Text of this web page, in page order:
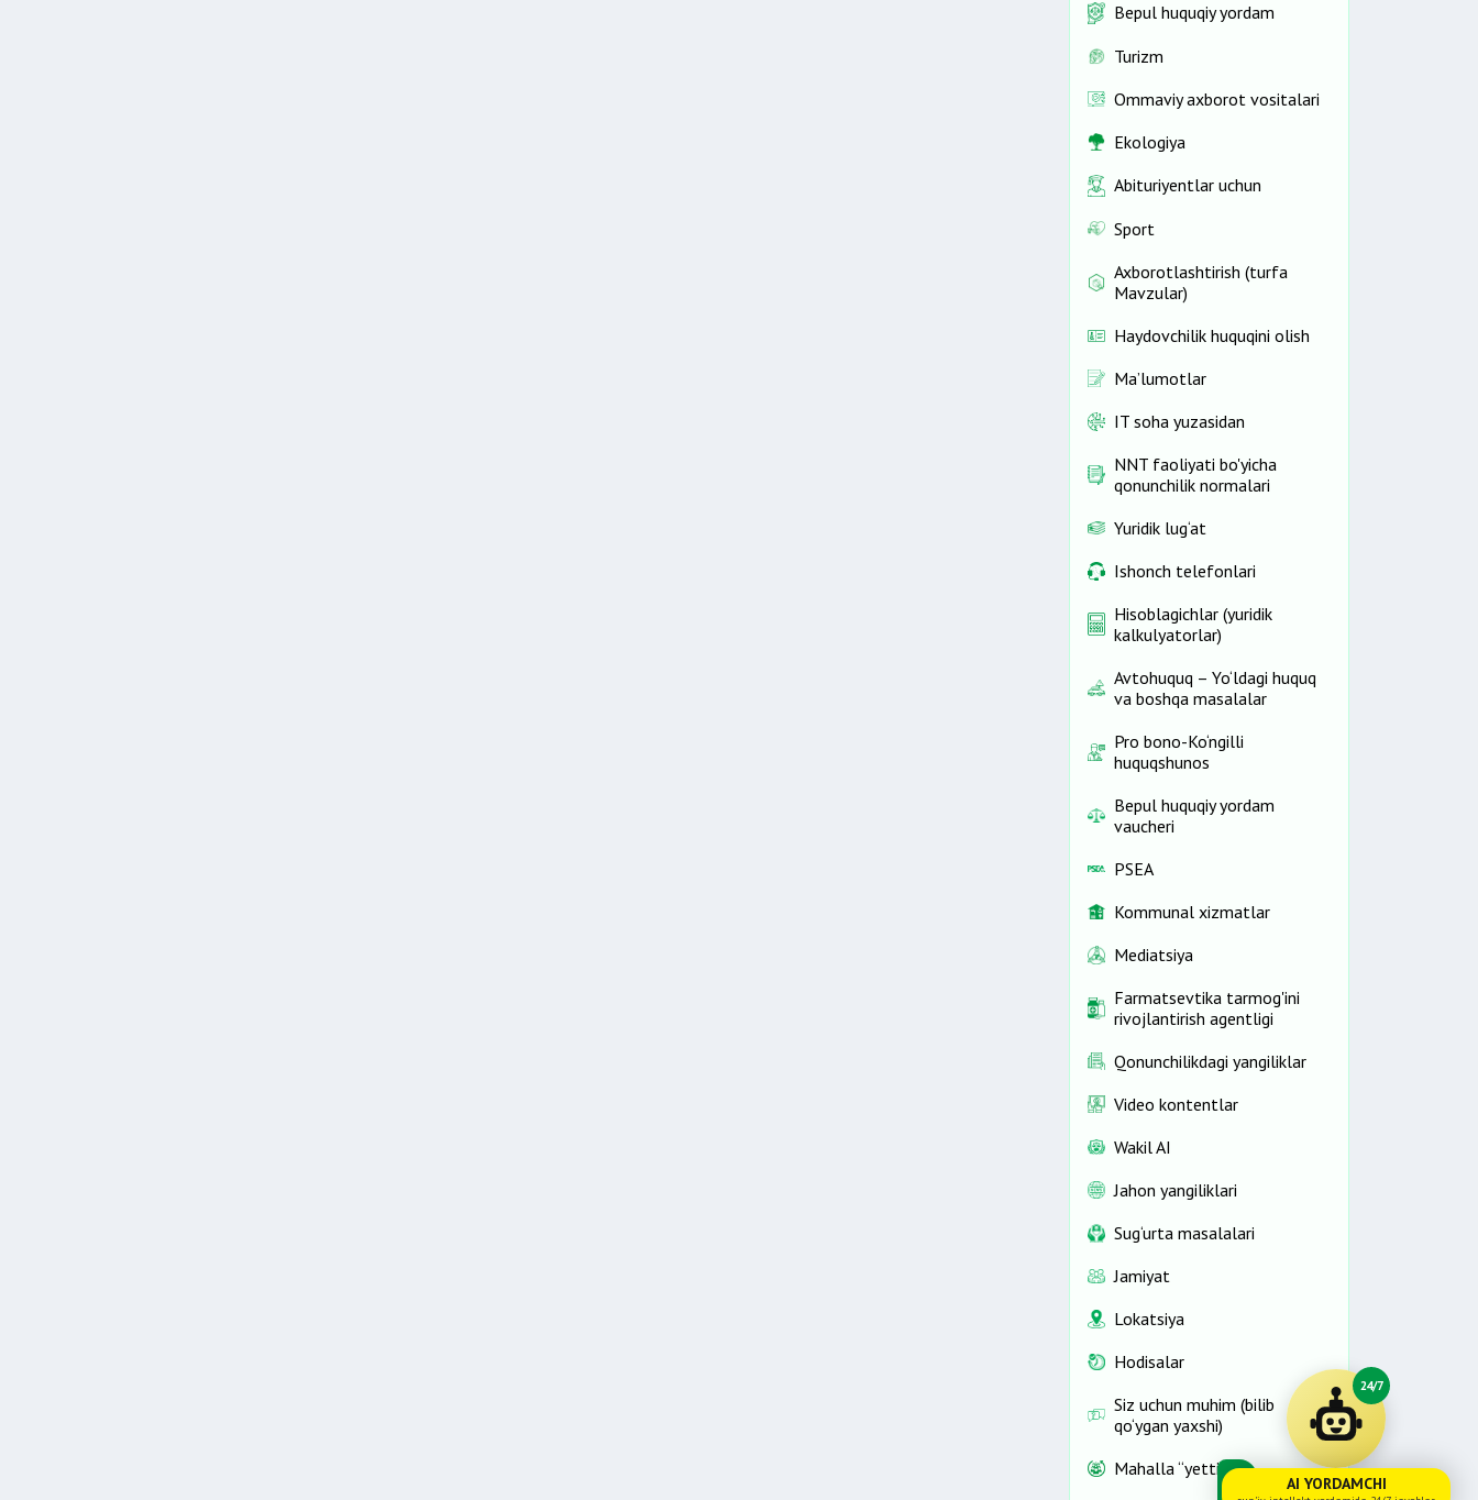
Bepul huquqiy yordam
Turizm
Ommaviy axborot vositalari
Ekologiya
Abituriyentlar uchun
Sport
Axborotlashtirish (turfa
Mavzular)
Haydovchilik huquqini olish
Ma’lumotlar
IT soha yuzasidan
NNT faoliyati bo'yicha
qonunchilik normalari
Yuridik lug‘at
Ishonch telefonlari
Hisoblagichlar (yuridik
kalkulyatorlar)
Avtohuquq – Yo‘ldagi huquq
va boshqa masalalar
Pro bono-Ko‘ngilli
huquqshunos
Bepul huquqiy yordam
vaucheri
PSEA
Kommunal xizmatlar
Mediatsiya
Farmatsevtika tarmog'ini
rivojlantirish agentligi
Qonunchilikdagi yangiliklar
Video kontentlar
Wakil AI
Jahon yangiliklari
Sug‘urta masalalari
Jamiyat
Lokatsiya
Hodisalar
Siz uchun muhim (bilib
qo‘ygan yaxshi)
Mahalla “yettiligi”
24/7
AI YORDAMCHI